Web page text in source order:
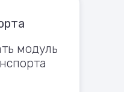
модуль